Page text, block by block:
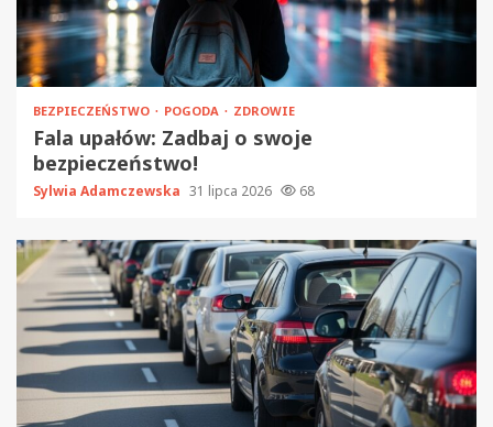
BEZPIECZEŃSTWO POGODA ZDROWIE
Fala upałów: Zadbaj o swoje
bezpieczeństwo!
Sylwia Adamczewska 31 lipca 2026 68